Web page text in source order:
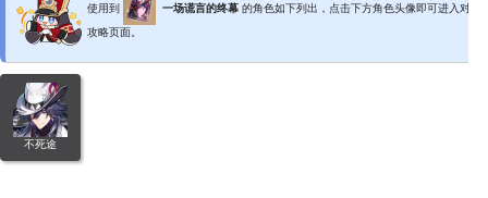
使用到 一场谎言的终幕 的角色如下列出，点击下方角色头像即可进入对应
攻略页面。
不死途